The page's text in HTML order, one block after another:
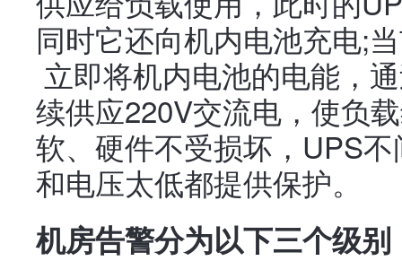
同时它还向机内电池充电;
立即将机内电池的电能，
续供应220V交流电，使负
软、硬件不受损坏，UPS
和电压太低都提供保护。
机房告警分为以下三个级别